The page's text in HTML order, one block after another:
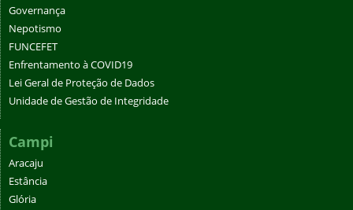
Governança
Nepotismo
FUNCEFET
Enfrentamento à COVID19
Lei Geral de Proteção de Dados
Unidade de Gestão de Integridade
Campi
Aracaju
Estância
Glória